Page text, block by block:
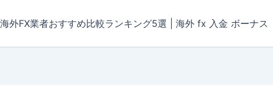
海外FX業者おすすめ比較ランキング5選 | 海外 fx 入金 ボーナ